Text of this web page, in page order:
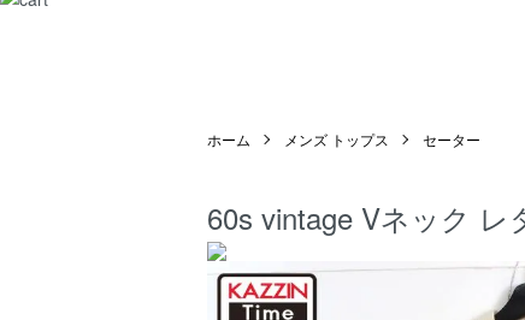
ホーム メンズ トップス セーター
60s vintage Vネック